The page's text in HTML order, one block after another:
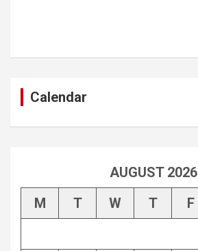
Calendar
AUGUST 2026
M
T W T F